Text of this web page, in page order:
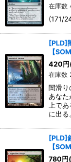
在庫数
(171/
[PLD]
【SOM
420円
在庫数
闇滑
あな
上で
に出
[PLD]
【SOM
780円